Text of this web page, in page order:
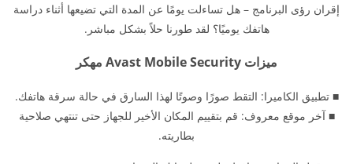
إقران رؤى البرنامج – هل تساءلت يومًا عن المدة التي تضيعها أثناء دراسة
هاتفك يوميًا؟ لقد طورنا حلاً بشكل مباشر.
ميزات Avast Mobile Security مهكر
■ تطبيق الكاميرا: التقط صورًا وصوتًا لهذا السارق في حالة سرقة هاتفك.
■ آخر موقع معروف: قم بتقييم المكان الأخير للجهاز حتى تنتهي صلاحية
بطاريته.